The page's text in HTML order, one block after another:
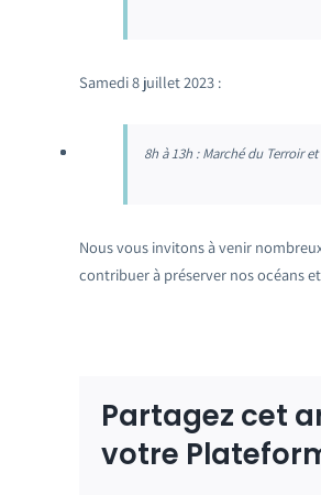
Samedi 8 juillet 2023 :
8h à 13h : Marché du Terroir
Nous vous invitons à venir
contribuer à préserver nos océans
Partagez cet
votre